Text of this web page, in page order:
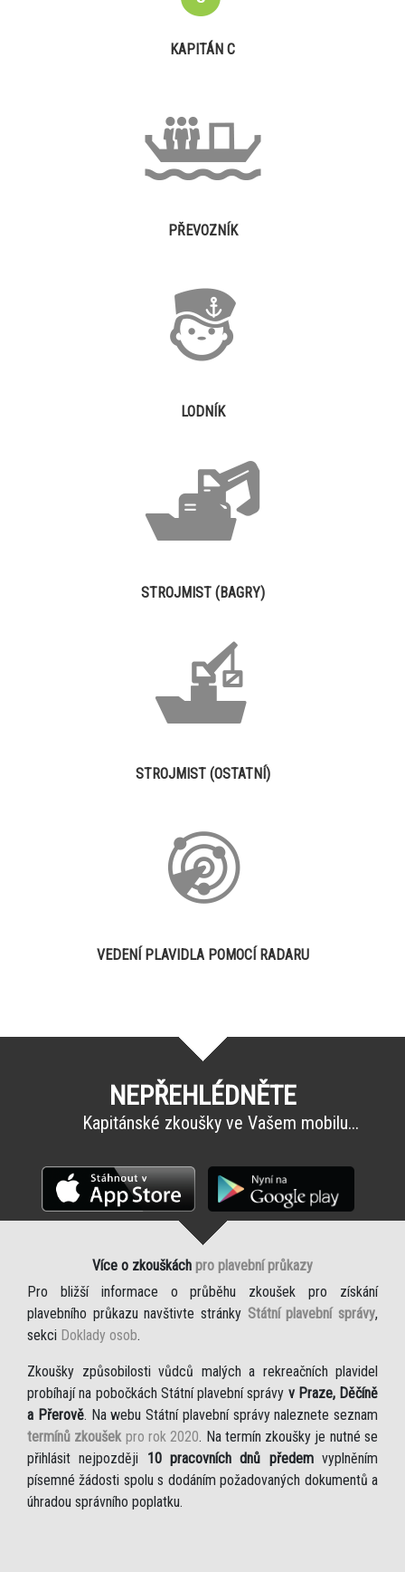
KAPITÁN C
PŘEVOZNÍK
LODNÍK
STROJMIST (BAGRY)
STROJMIST (OSTATNÍ)
VEDENÍ PLAVIDLA POMOCÍ RADARU
NEPŘEHLÉDNĚTE
Kapitánské zkoušky ve Vašem mobilu...
Více o zkouškách pro plavební průkazy
Pro bližší informace o průběhu zkoušek pro získání
plavebního průkazu navštivte stránky Státní plavební správy,
sekci Doklady osob.
Zkoušky způsobilosti vůdců malých a rekreačních plavidel
probíhají na pobočkách Státní plavební správy v Praze, Děčíně
a Přerově. Na webu Státní plavební správy naleznete seznam
termínů zkoušek pro rok 2020. Na termín zkoušky je nutné se
přihlásit nejpozději 10 pracovních dnů předemvyplněním
písemné žádosti spolu s dodáním požadovaných dokumentů a
úhradou správního poplatku.